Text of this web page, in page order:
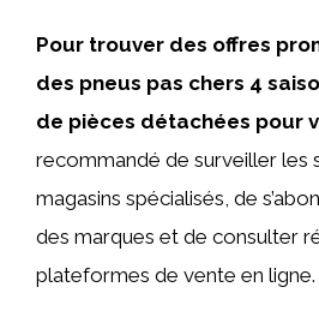
Pour trouver des offres
des pneus pas chers 4
de pièces détachées pour
recommandé de surveiller les
magasins spécialisés, de
des marques et de consulter
plateformes de vente en ligne.